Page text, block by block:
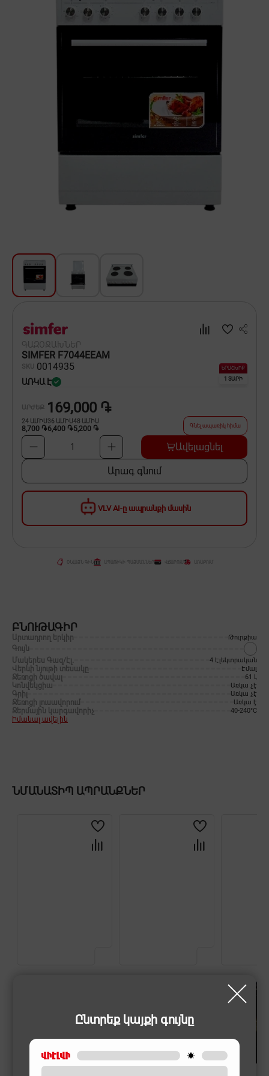
Ընտրեք կայքի գույնը
Խոհանոցի համար
Կահույք
Սպասք
Ինքնագնացներ և ինքնագլորներ
VLV AI-ը ապրանքի մասին
ԳԱԶՕՋԱԽՆԵՐ
SIMFER F7044EEAM
SKU 0014935
ԱՌԿԱ Է
ԵՐԱՇԽԻՔ
1 ՏԱՐԻ
ԱՐԺԵՔ 169,000 ֏
24 ԱՄԻՍ
8,700 ֏
36 ԱՄԻՍ
6,400 ֏
48 ԱՄԻՍ
5,200 ֏ Գնել ապառիկ հիմա
1 Ավելացնել
Արագ գնում
ՎՃԱՐՈՒՄ
ԲՆՈՒԹԱԳԻՐ
Արտադրող երկիր Թուրքիա
Գույն
Մակերես Գազ/Էլ․
4 Էլեկտրական
Վերևի նյութի տեսակը Էմալ
Ջեռոցի ծավալ 61 Լ
Կոնվեկցիա Առկա չէ
Գրիլ Առկա չէ
Ջեռոցի լուսավորում Առկա է
Ջերմային կարգավորիչ 40-240°C
Իմանալ ավելին
ՆՄԱՆԱՏԻՊ ԱՊՐԱՆՔՆԵՐ